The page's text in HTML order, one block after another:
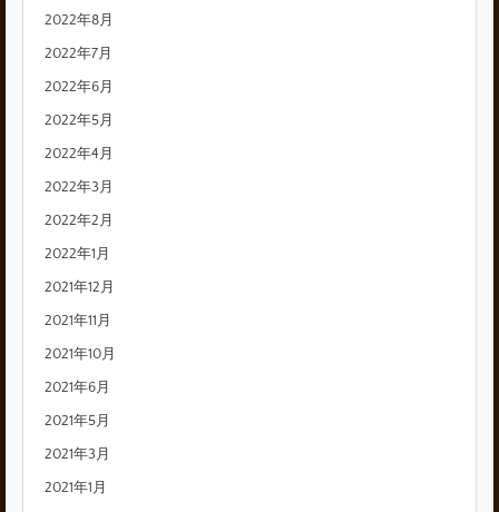
2022年8月
2022年7月
2022年6月
2022年5月
2022年4月
2022年3月
2022年2月
2022年1月
2021年12月
2021年11月
2021年10月
2021年6月
2021年5月
2021年3月
2021年1月